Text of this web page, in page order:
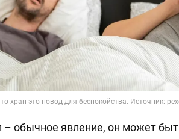
храп это повод для беспокойства. Источник:
– обычное явление, он может